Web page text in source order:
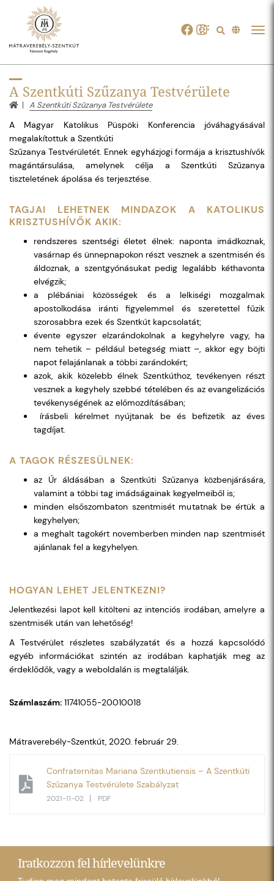
A Szentkúti Szűzanya Testvérülete
A Szentkúti Szűzanya Testvérülete
A Magyar Katolikus Püspöki Konferencia jóváhagyásával
megalakítottuk a Szentkúti
Szűzanya Testvérületét. Ennek egyházjogi formája a krisztushívők
magántársulása, amelynek célja a Szentkúti Szűzanya
tiszteletének ápolása és terjesztése.
TAGJAI LEHETNEK MINDAZOK A KATOLIKUS
KRISZTUSHÍVŐK AKIK:
rendszeres szentségi életet élnek: naponta imádkoznak,
vasárnap és ünnepnapokon részt vesznek a szentmisén és
áldoznak, a szentgyónásukat pedig legalább kéthavonta
elvégzik;
a plébániai közösségek és a lelkiségi mozgalmak
apostolkodása iránti figyelemmel és szeretettel fűzik
szorosabbra ezek és Szentkút kapcsolatát;
évente egyszer elzarándokolnak a kegyhelyre vagy, ha
nem tehetik – például betegség miatt –, akkor egy böjti
napot felajánlanak a többi zarándokért;
azok, akik közelebb élnek Szentkúthoz, tevékenyen részt
vesznek a kegyhely szebbé tételében és az evangelizációs
tevékenységének az előmozdításában;
írásbeli kérelmet nyújtanak be és befizetik az éves
tagdíjat.
A TAGOK RÉSZESÜLNEK:
az Úr áldásában a Szentkúti Szűzanya közbenjárására,
valamint a többi tag imádságainak kegyelmeiből is;
minden elsőszombaton szentmisét mutatnak be értük a
kegyhelyen;
a meghalt tagokért novemberben minden nap szentmisét
ajánlanak fel a kegyhelyen.
HOGYAN LEHET JELENTKEZNI?
Jelentkezési lapot kell kitölteni az intenciós irodában, amelyre a
szentmisék után van lehetőség!
A Testvérület részletes szabályzatát és a hozzá kapcsolódó
egyéb információkat szintén az irodában kaphatják meg az
érdeklődők, vagy a weboldalán is megtalálják.
Számlaszám: 11741055-20010018
Mátraverebély-Szentkút, 2020. február 29.
Confraternitas Mariana Szentkutiensis – A Szentkúti
Szűzanya Testvérülete Szabályzat
2021-11-02 PDF
Iratkozzon fel hírlevelünkre